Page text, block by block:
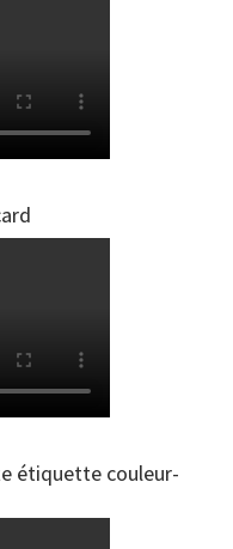
étiquette couleur-